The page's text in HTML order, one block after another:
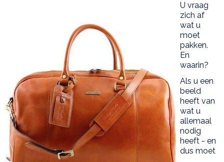
U vraag
zich af
wat u
moet
pakken.
En
waarin?
Als u een
beeld
heeft van
wat u
allemaal
nodig
heeft - en
dus moet